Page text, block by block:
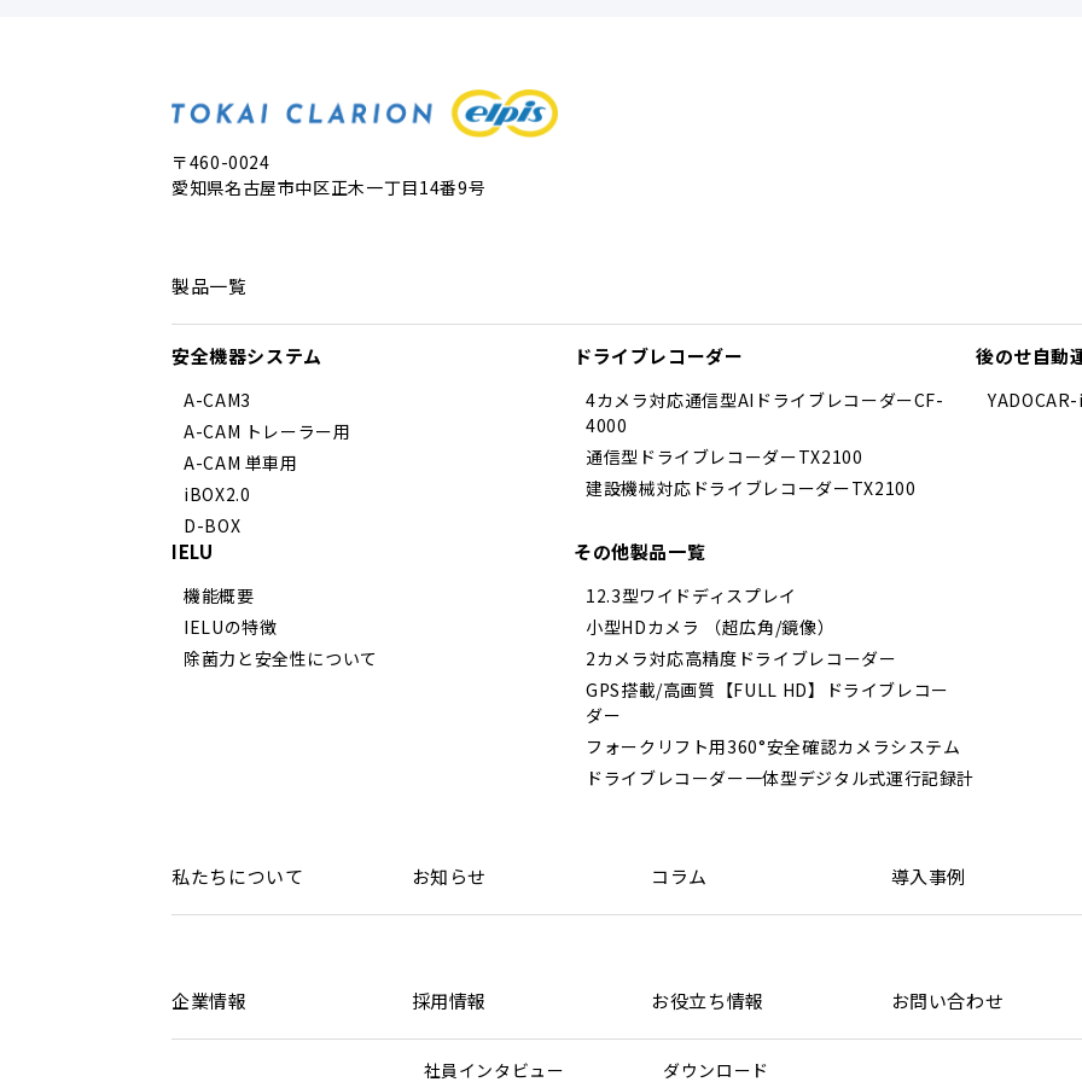
〒460-0024
愛知県名古屋市中区正木一丁目14番9号
製品一覧
安全機器システム
A-CAM3
A-CAM トレーラー用
A-CAM 単車用
iBOX2.0
D-BOX
ドライブレコーダー
4カメラ対応通信型AIドライブレコーダーCF-
4000
通信型ドライブレコーダーTX2100
建設機械対応ドライブレコーダーTX2100
後のせ自動
IELU
機能概要
IELUの特徴
除菌力と安全性について
その他製品一覧
12.3型ワイドディスプレイ
小型HDカメラ （超広角/鏡像）
2カメラ対応高精度ドライブレコーダー
GPS搭載/高画質【FULL HD】ドライブレコー
ダー
フォークリフト用360°安全確認カメラシステム
ドライブレコーダー一体型デジタル式運行記録計
私たちについて お知らせ コラム 導入事例
企業情報 採用情報
社員インタビュー
お役立ち情報
ダウンロード
お問い合わせ